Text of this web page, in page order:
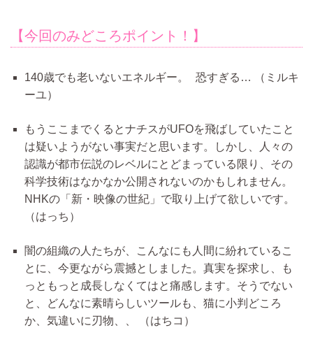
【今回のみどころポイント！】
140歳でも老いないエネルギー。 恐すぎる…
（ミルキ
ーユ）
もうここまでくるとナチスがUFOを飛ばしていたこと
は疑いようがない事実だと思います。しかし、人々の
認識が都市伝説のレベルにとどまっている限り、その
科学技術はなかなか公開されないのかもしれません。
NHKの「新・映像の世紀」で取り上げて欲しいです。
（はっち）
闇の組織の人たちが、こんなにも人間に紛れているこ
とに、今更ながら震撼としました。真実を探求し、も
っともっと成長しなくてはと痛感します。そうでない
と、どんなに素晴らしいツールも、猫に小判どころ
か、気違いに刃物、、
（はちコ）